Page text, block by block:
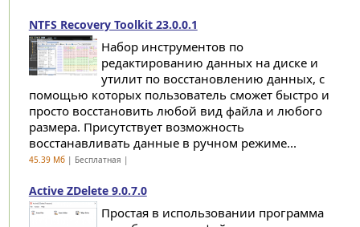
NTFS Recovery Toolkit 23.0.0.1
Набор инструментов по
редактированию данных на диске и
утилит по восстановлению данных, с
помощью которых пользователь сможет быстро и
просто восстановить любой вид файла и любого
размера. Присутствует возможность
восстанавливать данные в ручном режиме...
45.39 Мб| Бесплатная |
Active ZDelete 9.0.7.0
Простая в использовании программа